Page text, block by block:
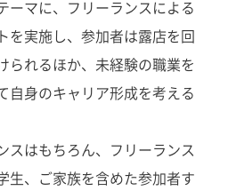
ーマに、フリーランスによる
を実施し、参加者は露店を回
られるほか、未経験の職業を
自身のキャリア形成を考える
スはもちろん、フリーランス
生、ご家族を含めた参加者す